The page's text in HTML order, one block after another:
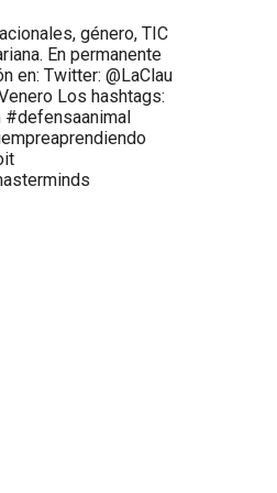
género, TIC
En permanente
en: Twitter: @LaClau
Los hashtags:
#defensaanimal